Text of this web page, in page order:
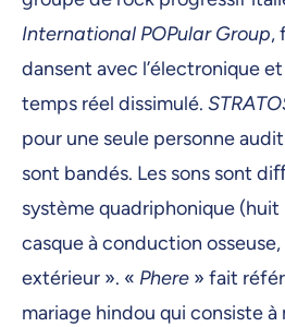
International POPular Group,
dansent avec l’électronique
temps réel dissimulé.
pour une seule personne
sont bandés. Les sons sont
système quadriphonique
casque à conduction
extérieur ». « Phere » fait
mariage hindou qui consiste